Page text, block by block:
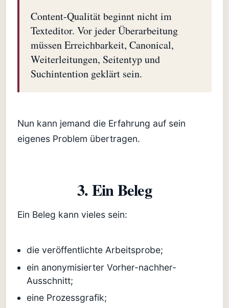
Content-Qualität beginnt nicht im
Texteditor. Vor jeder Überarbeitung
müssen Erreichbarkeit, Canonical,
Weiterleitungen, Seitentyp und
Suchintention geklärt sein.
Nun kann jemand die Erfahrung auf sein
eigenes Problem übertragen.
3. Ein Beleg
Ein Beleg kann vieles sein:
die veröffentlichte Arbeitsprobe;
ein anonymisierter Vorher-nachher-
Ausschnitt;
eine Prozessgrafik;